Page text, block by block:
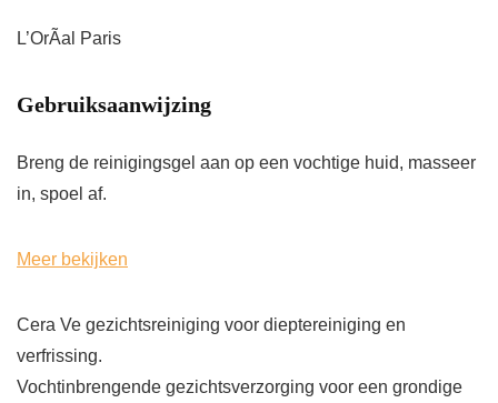
L’OrÃal Paris
Gebruiksaanwijzing
Breng de reinigingsgel aan op een vochtige huid, masseer
in, spoel af.
Meer bekijken
Cera Ve gezichtsreiniging voor dieptereiniging en
verfrissing.
Vochtinbrengende gezichtsverzorging voor een grondige